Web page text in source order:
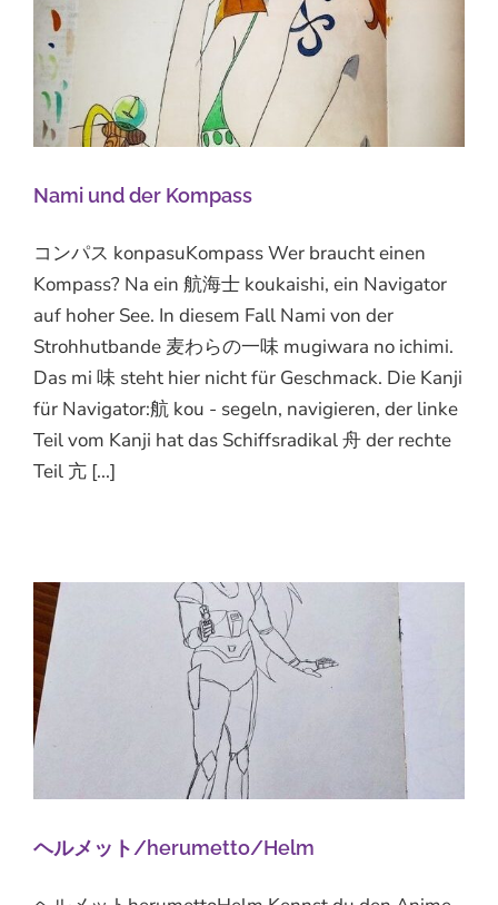
Nami und der Kompass
コンパス konpasuKompass Wer braucht einen
Kompass? Na ein 航海士 koukaishi, ein Navigator
auf hoher See. In diesem Fall Nami von der
Strohhutbande 麦わらの一味 mugiwara no ichimi.
Das mi 味 steht hier nicht für Geschmack. Die Kanji
für Navigator:航 kou - segeln, navigieren, der linke
Teil vom Kanji hat das Schiffsradikal 舟 der rechte
Teil 亢 [...]
ヘルメット/herumetto/Helm